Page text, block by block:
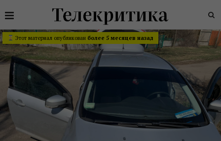
Этот материал опубликован более 5 месяцев назад